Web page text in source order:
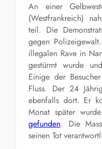
An einer
(Westfrankreich)
teil. Die
gegen
illegalen Rave in
gestürmt wurde
Einige der
Fluss. Der 24
ebenfalls dort. Er
Monat später
gefunden. Die
seinen Tot